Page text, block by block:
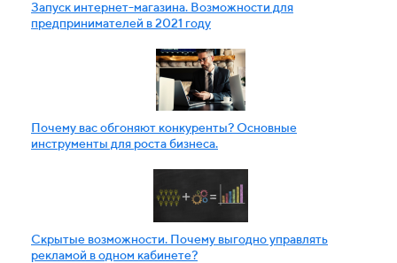
Запуск интернет-магазина. Возможности для
предпринимателей в 2021 году
Почему вас обгоняют конкуренты? Основные
инструменты для роста бизнеса.
Скрытые возможности. Почему выгодно управлять
рекламой в одном кабинете?